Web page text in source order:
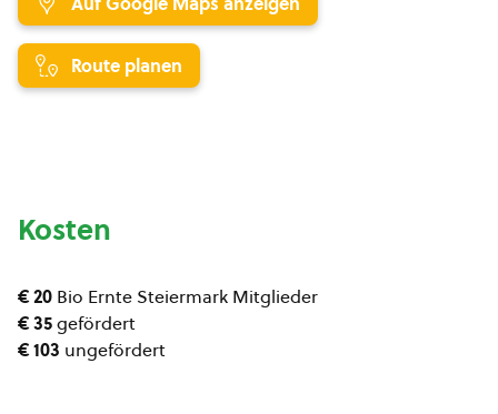
Route planen
Kosten
€ 20 Bio Ernte Steiermark Mitglieder
€ 35gefördert
€ 103 ungefördert